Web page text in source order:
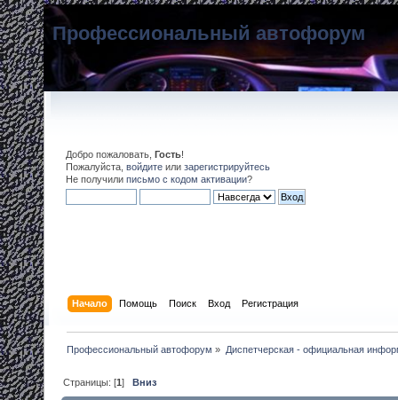
Профессиональный автофорум
Добро пожаловать, Гость!
Пожалуйста, войдите или зарегистрируйтесь
Не получили письмо с кодом активации?
Начало Помощь Поиск Вход Регистрация
Профессиональный автофорум » Диспетчерская - официальная
Страницы: [1]Вниз